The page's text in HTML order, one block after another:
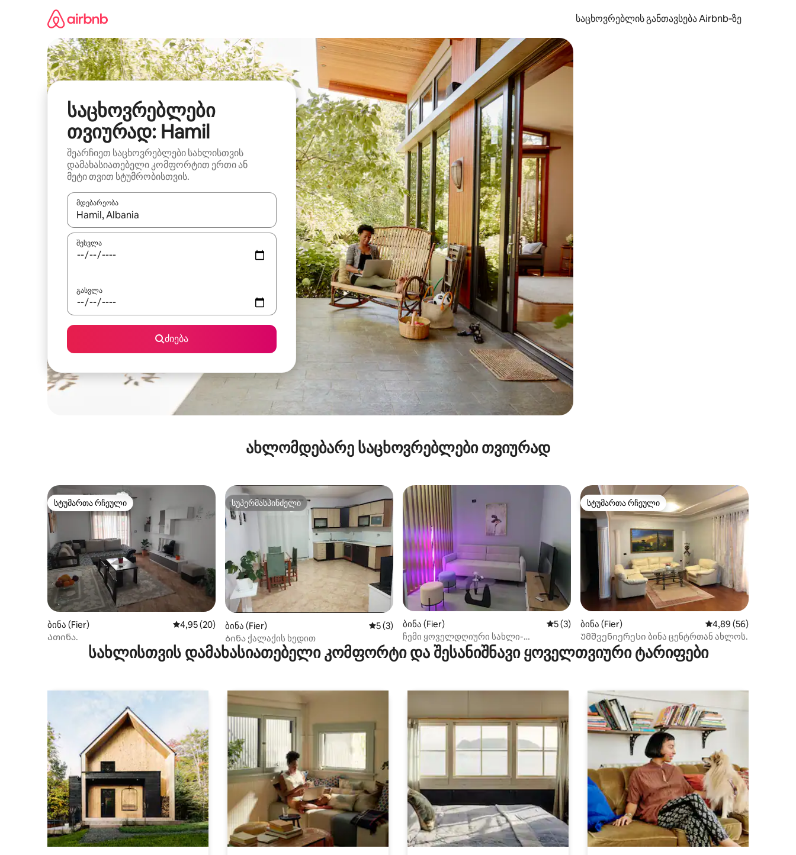
საცხოვრებლის განთავსება Airbnb‑ზე
საცხოვრებლები
თვიურად: Hamil
შეარჩიეთ საცხოვრებლები სახლისთვის
დამახასიათებელი კომფორტით ერთი ან
მეტი თვით სტუმრობისთვის.
მდებარეობა
როცა შედეგები ხელმისაწვდომი გახდება, ნავიგაციისთვის გამოიყენეთ კლავიშები ზემოთ/ქვემოთ მიმართული ისრებით ან შეხებისა თუ თითის გასმის ჟესტები.
შესვლა
გასვლა
ძიება
ახლომდებარე საცხოვრებლები თვიურად
სტუმართა რჩეული
სტუმართა რჩეული
ბინა (Fier) საშუალო შეფასებაა 5‑დან 4,95, 20 მიმოხილვა
4,95 (20)
Ათინა.
სუპერმასპინძელი
სუპერმასპინძელი
ბინა (Fier) საშუალო შეფასებაა 5‑დან 5, 3 მიმოხილვა
5 (3)
Ბინა ქალაქის ხედით
ბინა (Fier) საშუალო შეფასებაა 5‑დან 5, 3 მიმოხილვა
5 (3)
ჩემი ყოველდღიური სახლი-
ცეცხლოვანი • 10 წუთის სავალზე
ცენტრიდან
სტუმართა რჩეული
სტუმართა რჩეული
ბინა (Fier) საშუალო შეფასებაა
4,89 (56)
Უმშვენიერესი ბინა ცენტრთან ახლოს.
სახლისთვის დამახასიათებელი კომფორტი და შესანიშნავი ყოველთვიური ტარიფები